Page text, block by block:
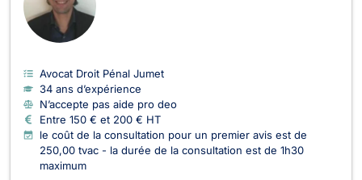
Avocat Droit Pénal Jumet
34 ans d’expérience
N’accepte pas aide pro deo
Entre 150 € et 200 € HT
le coût de la consultation pour un premier avis est de
250,00 tvac - la durée de la consultation est de 1h30
maximum